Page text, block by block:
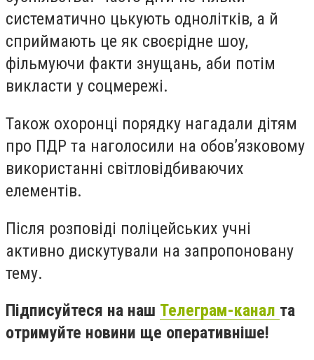
систематично цькують однолітків, а й
сприймають це як своєрідне шоу,
фільмуючи факти знущань, аби потім
викласти у соцмережі.
Також охоронці порядку нагадали дітям
про ПДР та наголосили на обов’язковому
використанні світловідбиваючих
елементів.
Після розповіді поліцейських учні
активно дискутували на запропоновану
тему.
Підписуйтеся на наш Телеграм-канал та
отримуйте новини ще оперативніше!